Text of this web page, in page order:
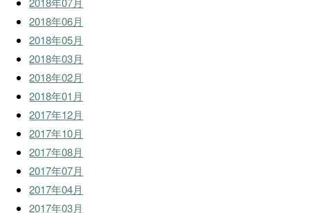
2018年06月
2018年05月
2018年03月
2018年02月
2018年01月
2017年12月
2017年10月
2017年08月
2017年07月
2017年04月
2017年03月